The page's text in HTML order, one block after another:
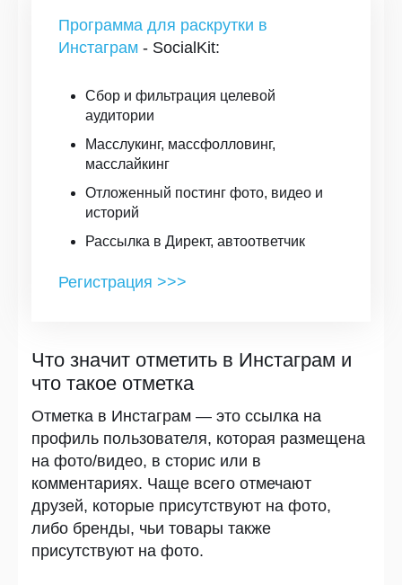
Программа для раскрутки в
Инстаграм - SocialKit:
Сбор и фильтрация целевой
аудитории
Масслукинг, массфолловинг,
масслайкинг
Отложенный постинг фото, видео и
историй
Рассылка в Директ, автоответчик
Регистрация >>>
Что значит отметить в Инстаграм и
что такое отметка
Отметка в Инстаграм — это ссылка на
профиль пользователя, которая размещена
на фото/видео, в сторис или в
комментариях. Чаще всего отмечают
друзей, которые присутствуют на фото,
либо бренды, чьи товары также
присутствуют на фото.